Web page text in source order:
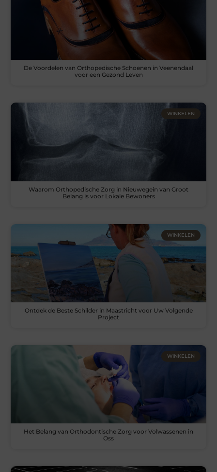
De Voordelen van Orthopedische Schoenen in Veenendaal
voor een Gezond Leven
WINKELEN
Waarom Orthopedische Zorg in Nieuwegein van Groot
Belang is voor Lokale Bewoners
WINKELEN
Ontdek de Beste Schilder in Maastricht voor Uw Volgende
Project
WINKELEN
Het Belang van Orthodontische Zorg voor Volwassenen in
Oss